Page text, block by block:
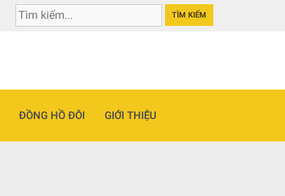
TÌM KIẾM
ĐỒNG HỒ ĐÔI GIỚI THIỆU